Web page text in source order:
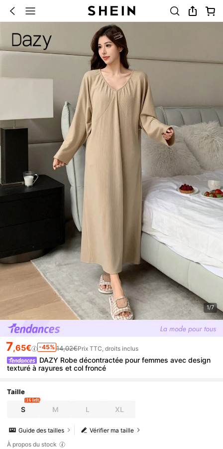
1/7
7,65€ -45% 14,02€Prix TTC, droits inclus
DAZY Robe décontractée pour femmes avec design
texturé à rayures et col froncé
Taille
S
16 left
M L XL
Vérifier ma taille
Guide des tailles
À propos du stock